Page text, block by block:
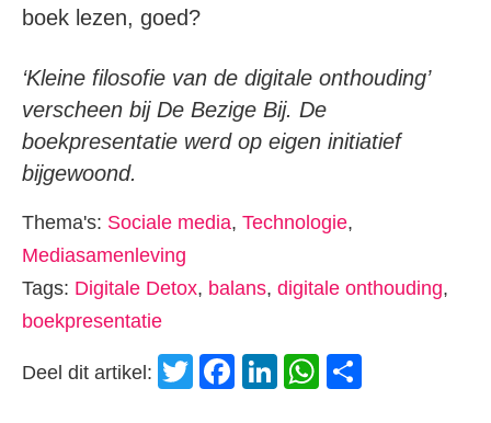
boek lezen, goed?
‘Kleine filosofie van de digitale onthouding’
verscheen bij De Bezige Bij. De
boekpresentatie werd op eigen initiatief
bijgewoond.
Thema's: Sociale media, Technologie,
Mediasamenleving
Tags: Digitale Detox, balans, digitale onthouding,
boekpresentatie
Deel dit artikel: Twitter
Facebook
LinkedIn
WhatsApp